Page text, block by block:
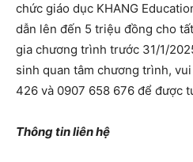
chức giáo dục KHANG
dẫn lên đến 5 triệu đồng cho
gia chương trình trước 31/1/
sinh quan tâm chương trình,
426 và 0907 658 676 để được
Thông tin liên hệ